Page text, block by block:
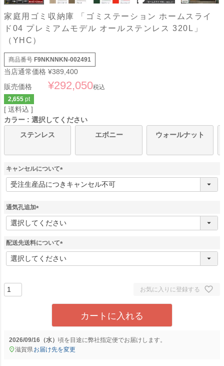
家庭用ゴミ収納庫 「ゴミステーション ホームスライ
ド04 プレミアムモデル オールステンレス 320L」
（YHC）
商品番号 F9NKNNKN-002491
当店通常価格 ¥389,400
販売価格
¥292,050税込
2,655 pt
送料込
カラー
選択してください
ステンレス
エボニー ウォールナット
キャンセルについて
(
必
通気孔追加
(
必
)
配送先送料について
(
必
お気に入りに登録する
カートに入れる
2026/09/16（水） に弊社指定便でお届けします。
滋賀県お届け先を変更